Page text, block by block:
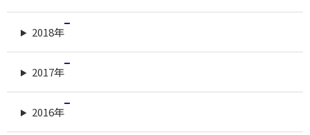
2018年
2017年
2016年